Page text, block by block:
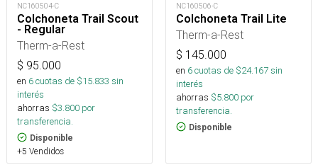
NC160504-C
Colchoneta Trail Scout
- Regular
Therm-a-Rest
$ 95.000
en 6cuotas de $15.833 sin
interés
ahorras $3.800 por
transferencia.
Disponible
+5 Vendidos
NC160506-C
Colchoneta Trail Lite
Therm-a-Rest
$ 145.000
en 6cuotas de $24.167sin
interés
ahorras $5.800 por
transferencia.
Disponible